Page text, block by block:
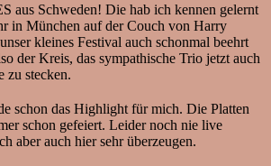
aus Schweden! Die hab ich kennen gelernt
in München auf der Couch von Harry
kleines Festival auch schonmal beehrt
der Kreis, das sympathische Trio jetzt auch
zu stecken.
schon das Highlight für mich. Die Platten
schon gefeiert. Leider noch nie live
aber auch hier sehr überzeugen.